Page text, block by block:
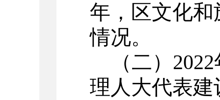
年 ，区文化和
情况。
（二）
理 人大代表建